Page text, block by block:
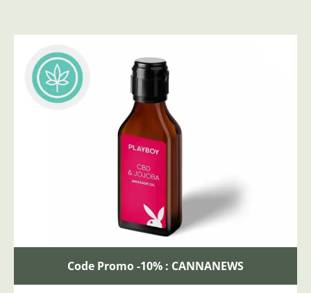
Code Promo -10% : CANNANEWS